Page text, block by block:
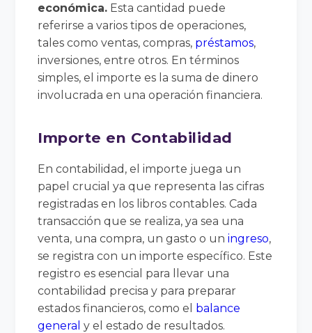
económica. Esta cantidad puede
referirse a varios tipos de operaciones,
tales como ventas, compras, préstamos,
inversiones, entre otros. En términos
simples, el importe es la suma de dinero
involucrada en una operación financiera.
Importe en Contabilidad
En contabilidad, el importe juega un
papel crucial ya que representa las cifras
registradas en los libros contables. Cada
transacción que se realiza, ya sea una
venta, una compra, un gasto o uningreso,
se registra con un importe específico. Este
registro es esencial para llevar una
contabilidad precisa y para preparar
estados financieros, como el balance
general y el estado de resultados.